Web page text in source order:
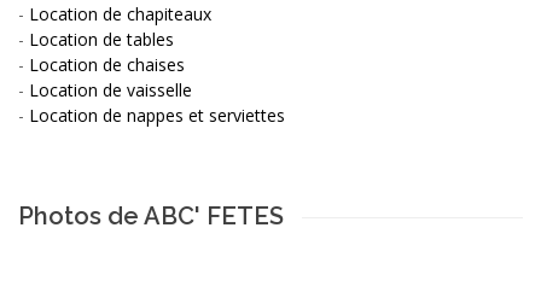
- Location de chapiteaux
- Location de tables
- Location de chaises
- Location de vaisselle
- Location de nappes et serviettes
Photos de ABC' FETES